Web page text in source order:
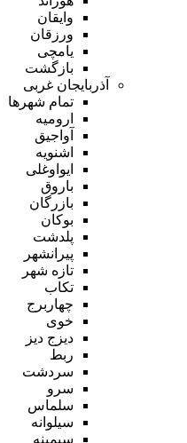
وایقان
ورزقان
یامچی
بازگشت
آذربایجان غربی
تمام شهر‌ها
ارومیه
آواجیق
اشنویه
ایواوغلی
باروق
بازرگان
بوکان
پلدشت
پیرانشهر
تازه شهر
تکاب
چهاربرج
خوی
دیزج دیز
ربط
سردشت
سرو
سلماس
سیلوانه
سیمینه